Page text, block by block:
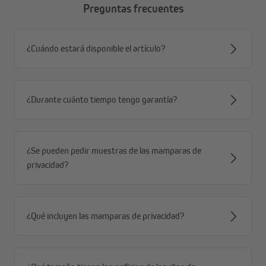
lavable y, por lo tanto, fácil de cuidar. Además, es PVC
garantía de 3 años por esto.
kits de fijación completos para el montaje. Protege los
con unas tijeras o un cúter a la longitud y anchura
deseadas. Puedes instalarlas sin herramientas
Preguntas frecuentes
¿Cuándo estará disponible el artículo?
¿Durante cuánto tiempo tengo garantía?
¿Se pueden pedir muestras de las mamparas de
privacidad?
¿Qué incluyen las mamparas de privacidad?